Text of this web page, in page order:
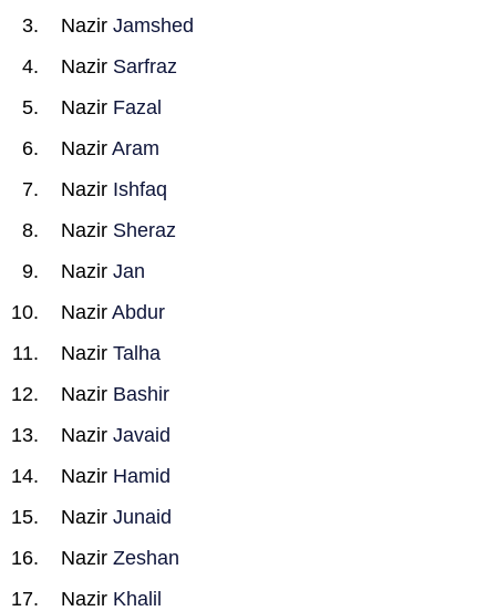
Nazir Jamshed
Nazir Sarfraz
Nazir Fazal
Nazir Aram
Nazir Ishfaq
Nazir Sheraz
Nazir Jan
Nazir Abdur
Nazir Talha
Nazir Bashir
Nazir Javaid
Nazir Hamid
Nazir Junaid
Nazir Zeshan
Nazir Khalil